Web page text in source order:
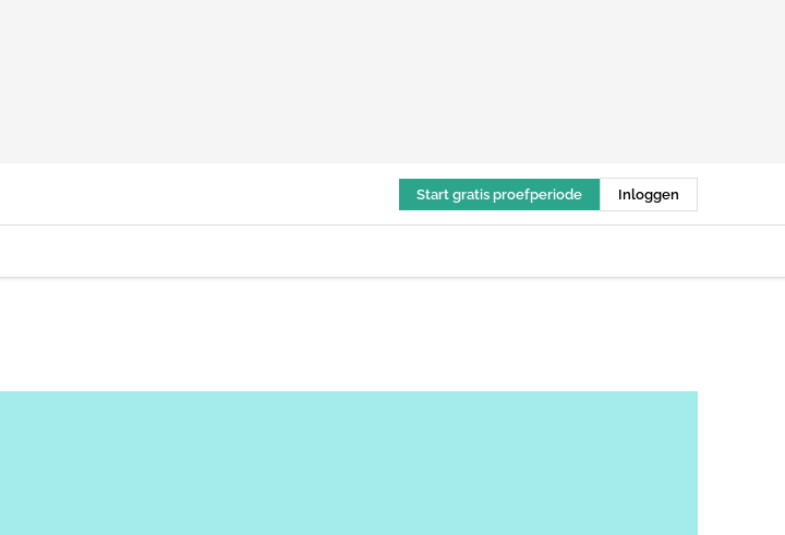
Start gratis proefperiode Inloggen